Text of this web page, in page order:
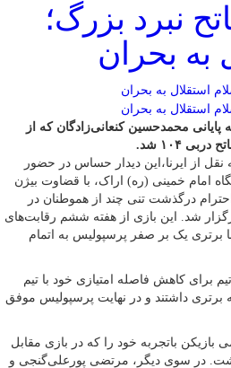
نبرد بزرگ؛
به بحران
پایانی محمدحسین کنعانی‌زادگان که از
۱۰۴ شد.
نقل از ایرنا،این دیدار حساس در حضور
امام خمینی (ره) اراک، با قضاوت بیژن
درگذشت تنی چند از هموطنان در
شد. این بازی از هفته ششم رقابت‌های
برتری یک بر صفر پرسپولیس به اتمام
برای کاهش فاصله امتیازی خود با تیم
برتری داشتند و در نهایت پرسپولیس موفق
بازیکن باتجربه خود را که در بازی مقابل
در سوی دیگر، مرتضی پورعلی‌گنجی و